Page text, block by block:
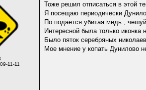
11-11
Тоже решил отписаться в этой
Я посещаю периодически
По подается убитая медь ,
Интересной была только иконка
Было пяток серебряных
Мое мнение у копать Дунилово